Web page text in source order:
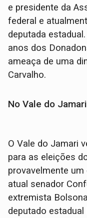
e presidente da
federal e
deputada
anos dos
ameaça de uma
Carvalho.
No Vale do Jamari
O Vale do Jamari
para as eleições
provavelmente
atual senador
extremista
deputado